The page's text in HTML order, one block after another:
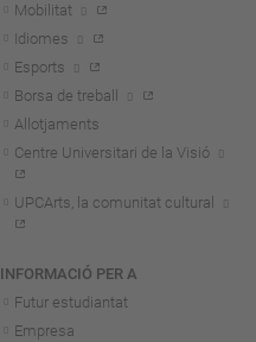
Mobilitat
Idiomes
Esports
Borsa de treball
Allotjaments
Centre Universitari de la Visió
UPCArts, la comunitat cultural
INFORMACIÓ PER A
Futur estudiantat
Empresa